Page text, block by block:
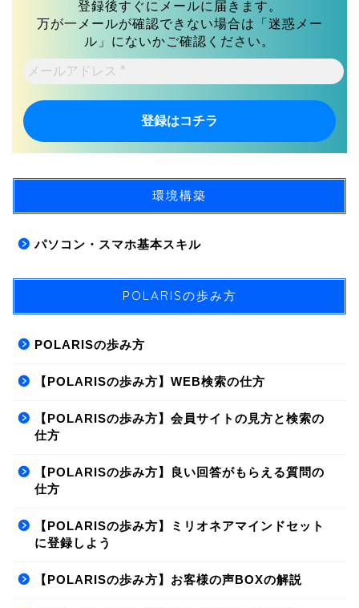
登録後すぐにメールに届きます。
万が一メールが確認できない場合は「迷惑メー
ル」にないかご確認ください。
メ
ー
ル
ア
ド
レ
環境構築
パソコン・スマホ基本スキル
POLARISの歩み方
POLARISの歩み方
【POLARISの歩み方】WEB検索の仕方
【POLARISの歩み方】会員サイトの見方と検索の
仕方
【POLARISの歩み方】良い回答がもらえる質問の
仕方
【POLARISの歩み方】ミリオネアマインドセット
に登録しよう
【POLARISの歩み方】お客様の声BOXの解説